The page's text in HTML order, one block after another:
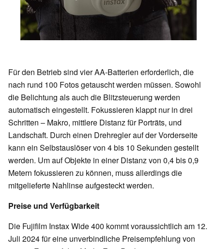
Für den Betrieb sind vier AA-Batterien erforderlich, die
nach rund 100 Fotos getauscht werden müssen. Sowohl
die Belichtung als auch die Blitzsteuerung werden
automatisch eingestellt. Fokussieren klappt nur in drei
Schritten – Makro, mittlere Distanz für Porträts, und
Landschaft. Durch einen Drehregler auf der Vorderseite
kann ein Selbstauslöser von 4 bis 10 Sekunden gestellt
werden. Um auf Objekte in einer Distanz von 0,4 bis 0,9
Metern fokussieren zu können, muss allerdings die
mitgelieferte Nahlinse aufgesteckt werden.
Preise und Verfügbarkeit
Die Fujifilm Instax Wide 400 kommt voraussichtlich am 12.
Juli 2024 für eine unverbindliche Preisempfehlung von